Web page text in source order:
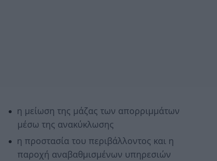
η μείωση της μάζας των απορριμμάτων
μέσω της ανακύκλωσης
η προστασία του περιβάλλοντος και η
παροχή αναβαθμισμένων υπηρεσιών